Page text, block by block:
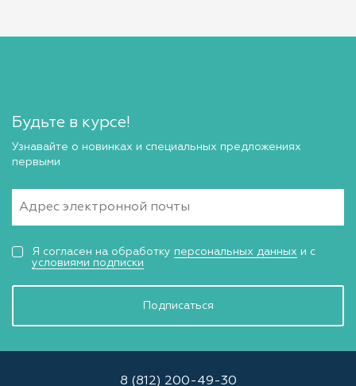
Будьте в курсе!
Узнавайте о новинках и специальных предложениях
первыми
Подписаться
Я согласен на обработку персональных данных и с
условиями подписки
8 (812) 200-49-30